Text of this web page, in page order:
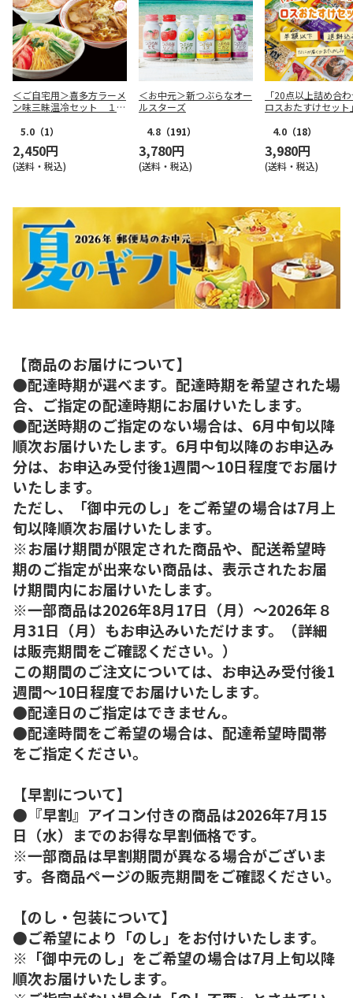
＜ご自宅用＞喜多方ラーメ
ン味三昧温冷セット １０
5.0 （1）
2,450円
(送料・税込)
＜お中元＞新つぶらなオー
ルスターズ
4.8 （191）
3,780円
(送料・税込)
「20点以上詰め合
ロスおたすけセット
4.0 （18）
3,980円
(送料・税込)
【商品のお届けについて】
●配達時期が選べます。配達時期を希望された場
合、ご指定の配達時期にお届けいたします。
●配送時期のご指定のない場合は、6月中旬以降
順次お届けいたします。6月中旬以降のお申込み
分は、お申込み受付後1週間～10日程度でお届け
いたします。
ただし、「御中元のし」をご希望の場合は7月上
旬以降順次お届けいたします。
※お届け期間が限定された商品や、配送希望時
期のご指定が出来ない商品は、表示されたお届
け期間内にお届けいたします。
※一部商品は2026年8月17日（月）～2026年８
月31日（月）もお申込みいただけます。（詳細
は販売期間をご確認ください。）
この期間のご注文については、お申込み受付後1
週間～10日程度でお届けいたします。
●配達日のご指定はできません。
●配達時間をご希望の場合は、配達希望時間帯
をご指定ください。
【早割について】
●『早割』アイコン付きの商品は2026年7月15
日（水）までのお得な早割価格です。
※一部商品は早割期間が異なる場合がございま
す。各商品ページの販売期間をご確認ください。
【のし・包装について】
●ご希望により「のし」をお付けいたします。
※「御中元のし」をご希望の場合は7月上旬以降
順次お届けいたします。